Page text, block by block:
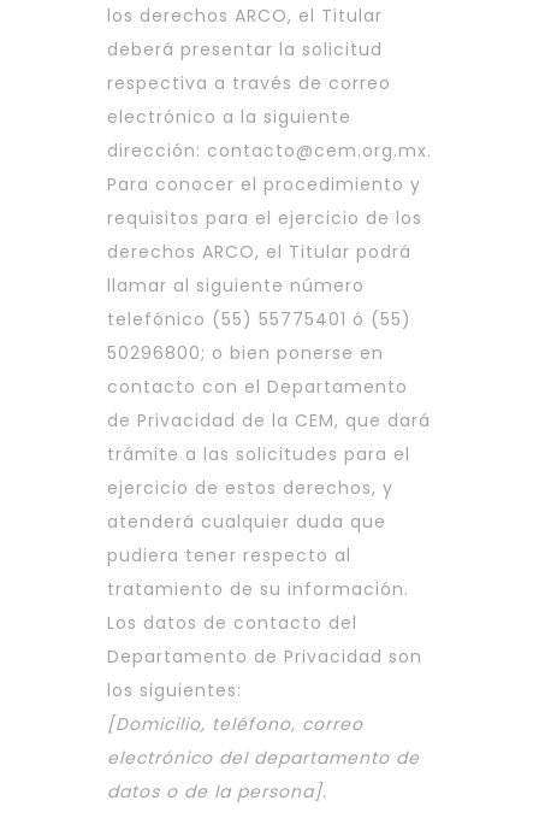
los derechos ARCO, el Titular
deberá presentar la solicitud
respectiva a través de correo
electrónico a la siguiente
dirección: contacto@cem.org.mx.
Para conocer el procedimiento y
requisitos para el ejercicio de los
derechos ARCO, el Titular podrá
llamar al siguiente número
telefónico (55) 55775401 ó (55)
50296800; o bien ponerse en
contacto con el Departamento
de Privacidad de la CEM, que dará
trámite a las solicitudes para el
ejercicio de estos derechos, y
atenderá cualquier duda que
pudiera tener respecto al
tratamiento de su información.
Los datos de contacto del
Departamento de Privacidad son
los siguientes:
[Domicilio, teléfono, correo
electrónico del departamento de
datos o de la persona].